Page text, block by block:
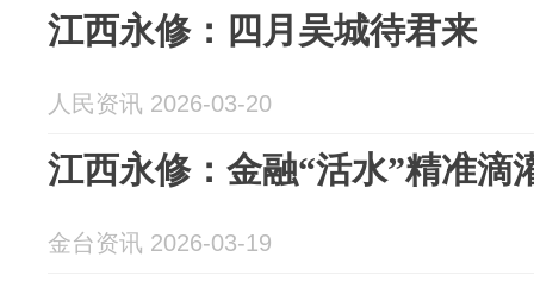
江西永修：四月吴城待君来
人民资讯 2026-03-20
江西永修：金融“活水”精准滴
金台资讯 2026-03-19